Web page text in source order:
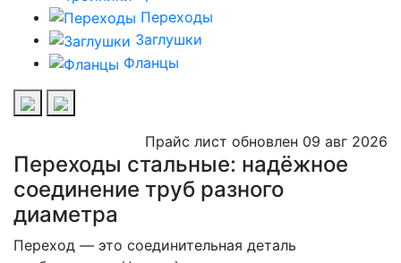
Переходы
Заглушки
Фланцы
Прайс лист обновлен 09 авг 2026
Переходы стальные: надёжное
соединение труб разного
диаметра
Переход — это соединительная деталь